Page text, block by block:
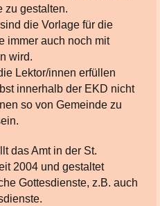
zu gestalten.
die Vorlage für die
immer auch noch mit
wird.
Lektor/innen erfüllen
innerhalb der EKD nicht
so von Gemeinde zu
das Amt in der St.
2004 und gestaltet
Gottesdienste, z.B. auch